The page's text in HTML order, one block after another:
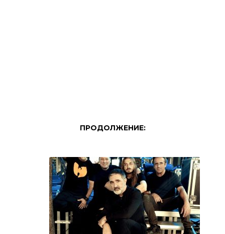
ПРОДОЛЖЕНИЕ: